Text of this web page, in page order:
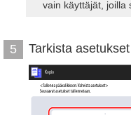
vain käyttäjät, joilla
5 Tarkista